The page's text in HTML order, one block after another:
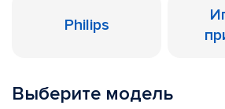
Philips
Выберите модель